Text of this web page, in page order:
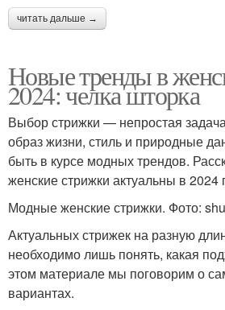
читать дальше →
Новые тренды в
2024: челка шторка
Выбор стрижки — непростая
образ жизни, стиль и природные
быть в курсе модных трендов.
женские стрижки актуальны в 2024
Модные женские стрижки. Фото:
Актуальных стрижек на разную
необходимо лишь понять, какая
этом материале мы поговорим о
вариантах.